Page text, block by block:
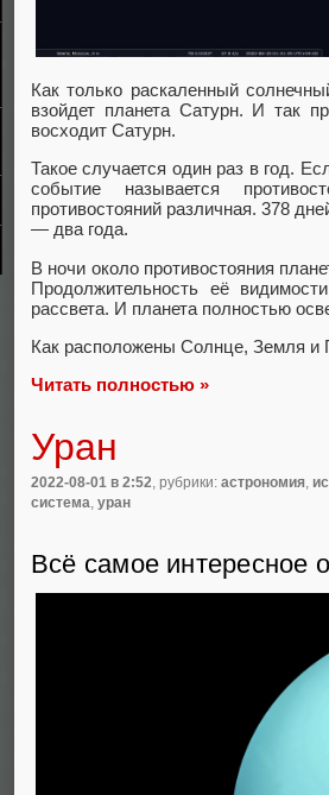
Как только раскаленный
взойдет планета Сатурн. И так
восходит Сатурн.
Такое случается один раз в год.
событие называется
противостояний различная. 378
— два года.
В ночи около противостояния
Продолжительность её
рассвета. И планета полностью
Как расположены Солнце, Земля и
Читать полностью »
Уран
2022-08-01 в 2:52, рубрики: астрономия,
система, уран
Всё самое интересное